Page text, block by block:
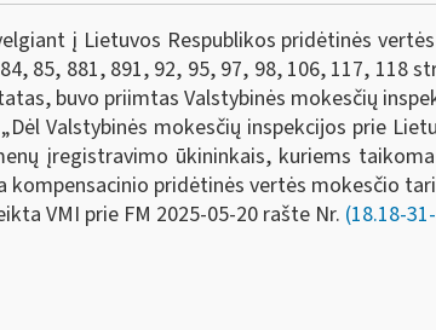
į Lietuvos Respublikos pridėtinės
85, 881, 891, 92, 95, 97, 98, 106, 117,
buvo priimtas Valstybinės mokesčių
Valstybinės mokesčių inspekcijos prie
įregistravimo ūkininkais, kuriems
kompensacinio pridėtinės vertės mokesčio
VMI prie FM 2025-05-20 rašte Nr. (18.18-